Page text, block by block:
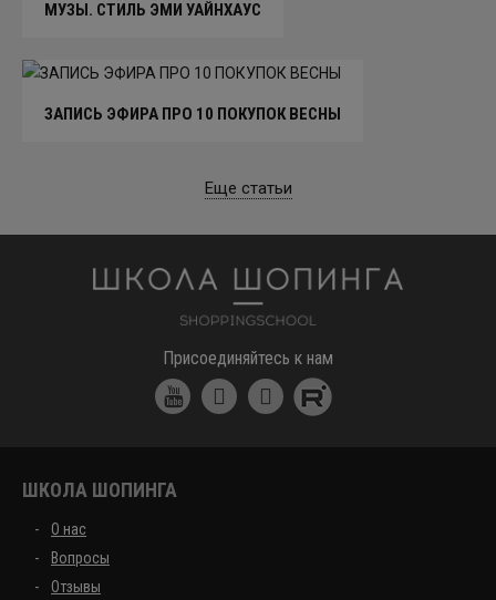
МУЗЫ. СТИЛЬ ЭМИ УАЙНХАУС
ЗАПИСЬ ЭФИРА ПРО 10 ПОКУПОК ВЕСНЫ
Еще статьи
Присоединяйтесь к нам
ШКОЛА ШОПИНГА
О нас
Вопросы
Отзывы